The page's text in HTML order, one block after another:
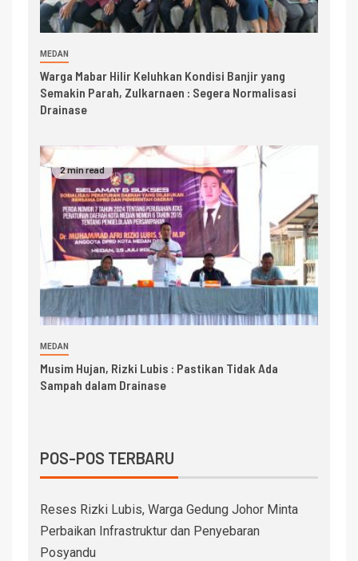
MEDAN
Warga Mabar Hilir Keluhkan Kondisi Banjir yang
Semakin Parah, Zulkarnaen : Segera Normalisasi
Drainase
2 min read
MEDAN
Musim Hujan, Rizki Lubis : Pastikan Tidak Ada
Sampah dalam Drainase
POS-POS TERBARU
Reses Rizki Lubis, Warga Gedung Johor Minta
Perbaikan Infrastruktur dan Penyebaran
Posyandu